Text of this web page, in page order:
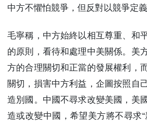
中方不懼怕競爭，但反對以競爭定義
毛寧稱，中方始終以相互尊重、和
的原則，看待和處理中美關係。美
方的合理關切和正當的發展權利，
關切，損害中方利益，企圖按照自
造別國。中國不尋求改變美國，美
造或改變中國，希望美方將不尋求“